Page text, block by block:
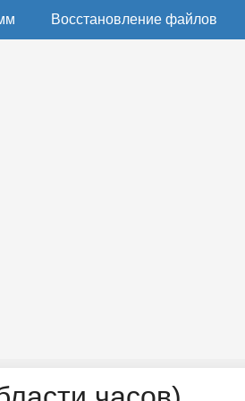
Восстановление файлов